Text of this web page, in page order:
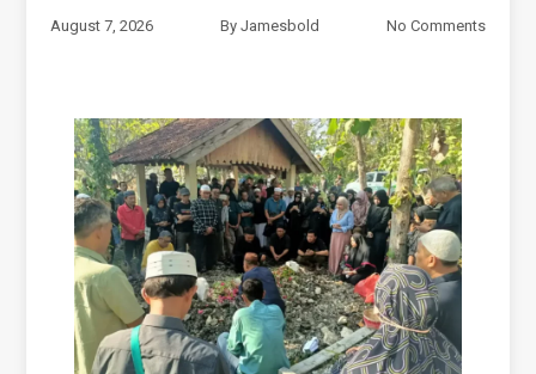
August 7, 2026 By Jamesbold No Comments